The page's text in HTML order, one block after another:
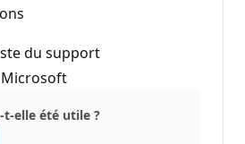
du support
t-elle été utile ?